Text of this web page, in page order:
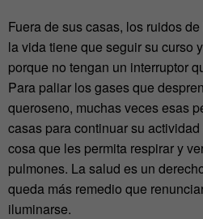
Fuera de sus casas, los ruidos
la vida tiene que seguir su curso
porque no tengan un interruptor
Para paliar los gases que
queroseno, muchas veces esas
casas para continuar su
cosa que les permita respirar y
pulmones. La salud es un
queda más remedio que
iluminarse.